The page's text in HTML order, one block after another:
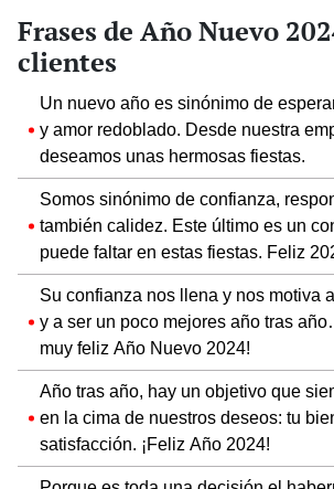
Frases de Año Nuevo
clientes
Un nuevo año es sinónimo de
y amor redoblado. Desde nuestra
deseamos unas hermosas fiestas.
Somos sinónimo de confianza,
también calidez. Este último es un
puede faltar en estas fiestas. Feliz
Su confianza nos llena y nos motiva
y a ser un poco mejores año tras
muy feliz Año Nuevo 2024!
Año tras año, hay un objetivo que
en la cima de nuestros deseos: tu
satisfacción. ¡Feliz Año 2024!